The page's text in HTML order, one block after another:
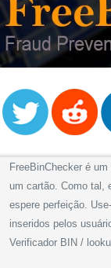
FreeBinChecker é
um cartão. Como tal,
espere perfeição.
inseridos pelos
Verificador BIN /